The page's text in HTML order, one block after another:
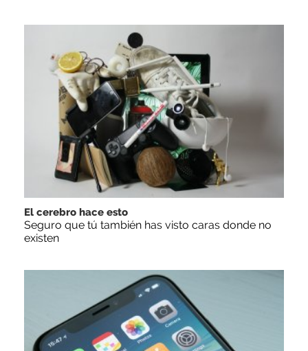
El cerebro hace esto
Seguro que tú también has visto caras donde no
existen